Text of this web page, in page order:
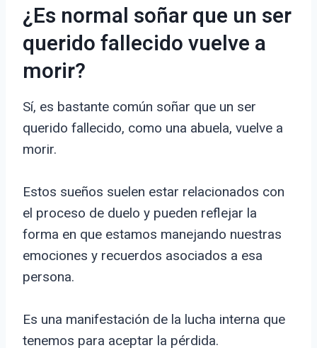
¿Es normal soñar que un ser
querido fallecido vuelve a
morir?
Sí, es bastante común soñar que un ser
querido fallecido, como una abuela, vuelve a
morir.
Estos sueños suelen estar relacionados con
el proceso de duelo y pueden reflejar la
forma en que estamos manejando nuestras
emociones y recuerdos asociados a esa
persona.
Es una manifestación de la lucha interna que
tenemos para aceptar la pérdida.